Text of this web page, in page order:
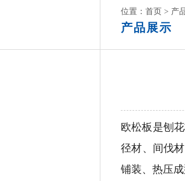
位置： 首页 > 产
产品展示
欧松板是刨
径材、间伐
铺装、热压